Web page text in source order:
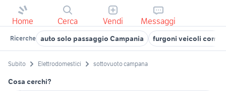
Home Cerca Vendi Messaggi
Ricerche auto solo passaggio Campania furgoni veicoli
Subito Elettrodomestici sottovuoto campana
Cosa cerchi?